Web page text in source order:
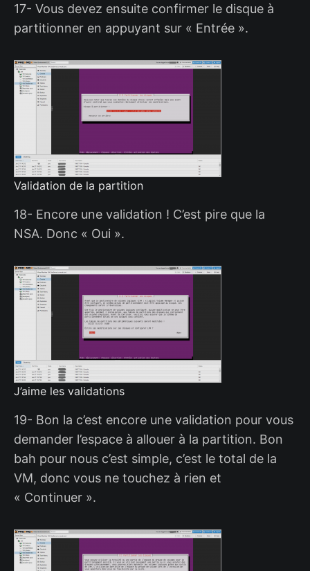
17- Vous devez ensuite confirmer le disque à
partitionner en appuyant sur « Entrée ».
Validation de la partition
18- Encore une validation ! C’est pire que la
NSA. Donc « Oui ».
J’aime les validations
19- Bon la c’est encore une validation pour vous
demander l’espace à allouer à la partition. Bon
bah pour nous c’est simple, c’est le total de la
VM, donc vous ne touchez à rien et
« Continuer ».